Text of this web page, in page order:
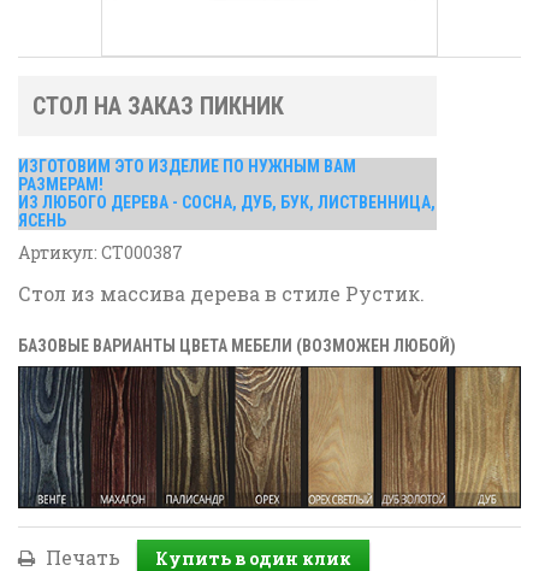
СТОЛ НА ЗАКАЗ ПИКНИК
ИЗГОТОВИМ ЭТО ИЗДЕЛИЕ ПО НУЖНЫМ ВАМ
РАЗМЕРАМ!
ИЗ ЛЮБОГО ДЕРЕВА - СОСНА, ДУБ, БУК, ЛИСТВЕННИЦА,
ЯСЕНЬ
Артикул: СТ000387
Стол из массива дерева в стиле Рустик.
БАЗОВЫЕ ВАРИАНТЫ ЦВЕТА МЕБЕЛИ (ВОЗМОЖЕН ЛЮБОЙ)
Печать